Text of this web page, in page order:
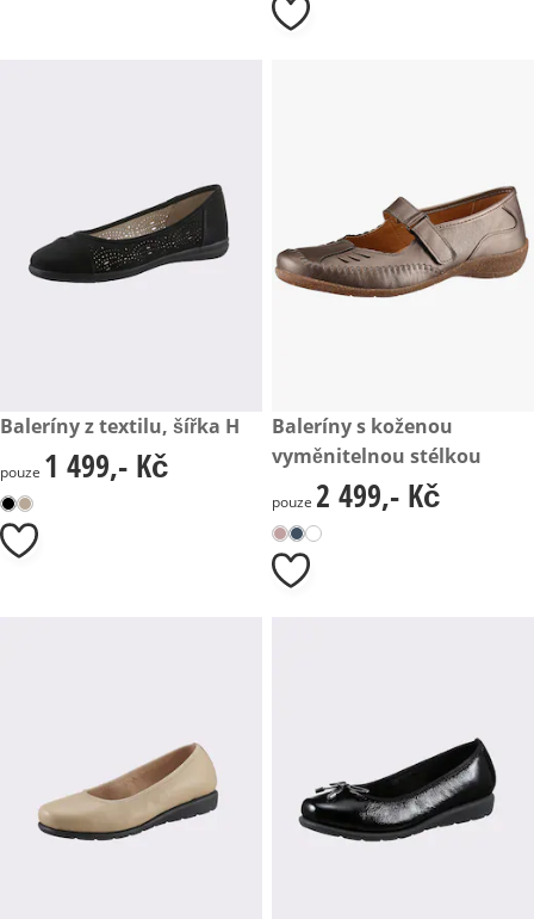
1 499,- Kč
Baleríny z textilu, šířka H
1 499,- Kč
pouze 1 499,- Kč
2 499,- Kč
Baleríny s koženou
vyměnitelnou stélkou
2 499,- Kč
pouze 2 499,- Kč